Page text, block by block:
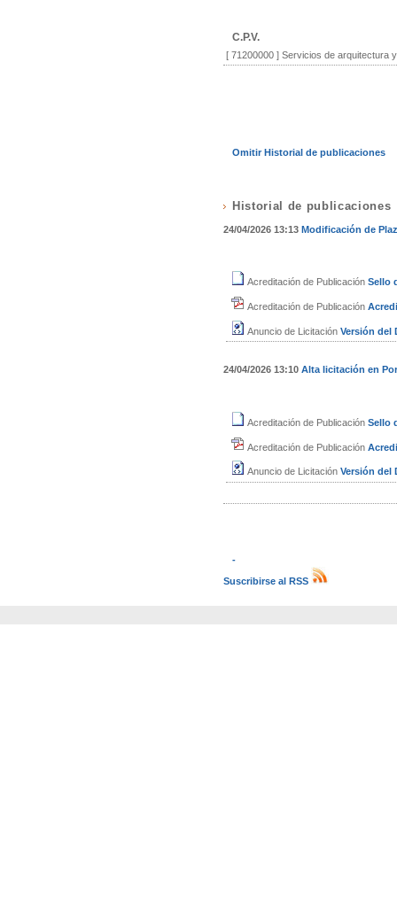
C.P.V.
[ 71200000 ]Servicios de arquitectura
Omitir Historial de publicaciones
Historial de publicaciones
24/04/2026 13:13 Modificación de
Acreditación de Publicación Sello
Acreditación de Publicación
Anuncio de Licitación Versión del
24/04/2026 13:10 Alta licitación en
Acreditación de Publicación Sello
Acreditación de Publicación
Anuncio de Licitación Versión del
-
Suscribirse al RSS